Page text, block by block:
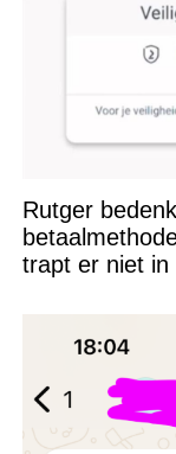
Rutger
trapt er niet in